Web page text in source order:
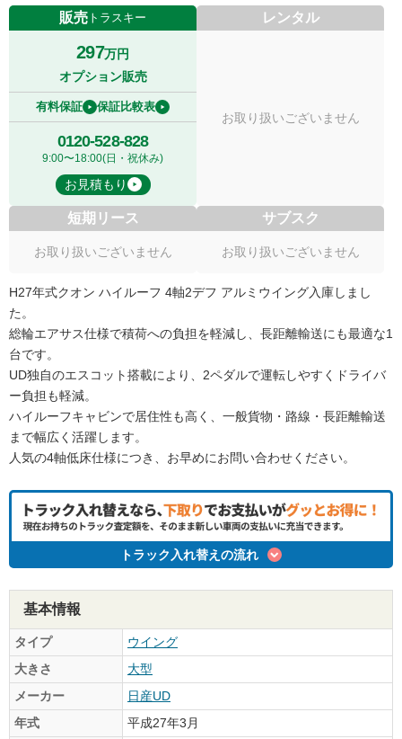
販売 トラスキー
297万円
オプション販売
有料保証 保証比較表
0120-528-828
9:00〜18:00(日・祝休み)
お見積もり
レンタル
お取り扱いございません
短期リース
お取り扱いございません
サブスク
お取り扱いございません
H27年式クオン ハイルーフ 4軸2デフ アルミウイング入庫しまし
た。
総輪エアサス仕様で積荷への負担を軽減し、長距離輸送にも最適な1
台です。
UD独自のエスコット搭載により、2ペダルで運転しやすくドライバ
ー負担も軽減。
ハイルーフキャビンで居住性も高く、一般貨物・路線・長距離輸送
まで幅広く活躍します。
人気の4軸低床仕様につき、お早めにお問い合わせください。
トラック入れ替えの流れ
基本情報
タイプ
ウイング
大きさ
大型
メーカー
日産UD
年式
平成27年3月